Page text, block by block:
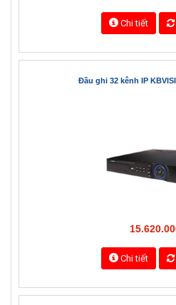
Chi tiết
Đầu ghi 32 kênh IP
Chi tiết